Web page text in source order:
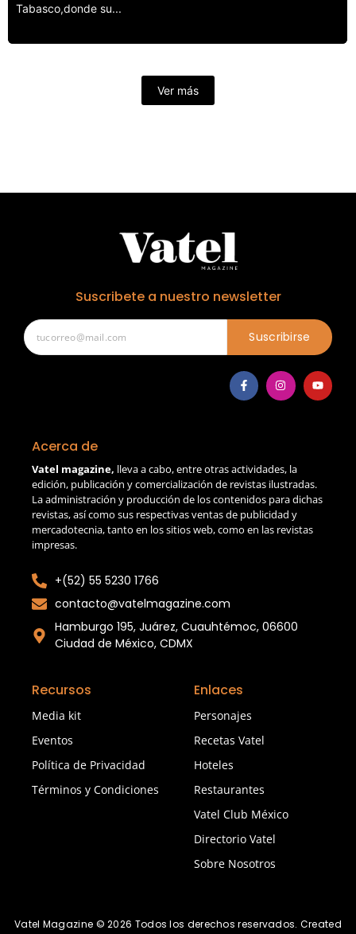
Tabasco,donde su...
Ver más
Suscribete a nuestro newsletter
Suscribirse
Acerca de
Vatel magazine, lleva a cabo, entre otras actividades, la
edición, publicación y comercialización de revistas ilustradas.
La administración y producción de los contenidos para dichas
revistas, así como sus respectivas ventas de publicidad y
mercadotecnia, tanto en los sitios web, como en las revistas
impresas.
+(52) 55 5230 1766
contacto@vatelmagazine.com
Hamburgo 195, Juárez, Cuauhtémoc, 06600
Ciudad de México, CDMX
Recursos
Media kit
Eventos
Política de Privacidad
Términos y Condiciones
Enlaces
Personajes
Recetas Vatel
Hoteles
Restaurantes
Vatel Club México
Directorio Vatel
Sobre Nosotros
Vatel Magazine © 2026 Todos los derechos reservados. Created